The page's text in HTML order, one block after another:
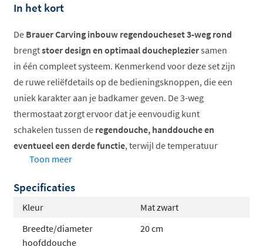
In het kort
De Brauer Carving inbouw regendoucheset 3-weg rond
brengtstoer design en optimaal douchepleziersamen
in één compleet systeem. Kenmerkend voor deze set zijn
de ruwe reliëfdetails op de bedieningsknoppen, die een
uniek karakter aan je badkamer geven. De 3-weg
thermostaat zorgt ervoor dat je eenvoudig kunt
schakelen tussen de regendouche, handdouche en
eventueel een derde functie, terwijl de temperatuur
constant blijft.
Compleet inbouwsysteem met thermostaat
Rond design met reliëf details
Verkrijgbaar in meerdere trendy kleuren
Toon meer
Specificaties
Kleur
Mat zwart
Breedte/diameter
hoofddouche
20 cm